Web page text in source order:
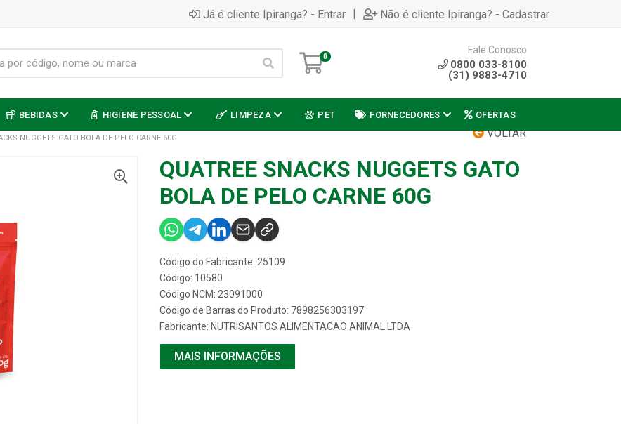
Já é cliente Ipiranga? - Entrar | Não é cliente Ipiranga? - Cadastrar
0
Fale Conosco
0800 033-8100
(31) 9883-4710
BEBIDAS HIGIENE PESSOAL LIMPEZA PET FORNECEDORES OFERTAS
VOLTAR
NUGGETS GATO BOLA DE PELO CARNE 60G
QUATREE SNACKS NUGGETS GATO
BOLA DE PELO CARNE 60G
Código do Fabricante: 25109
Código: 10580
Código NCM: 23091000
Código de Barras do Produto: 7898256303197
Fabricante: NUTRISANTOS ALIMENTACAO ANIMAL LTDA
MAIS INFORMAÇÕES